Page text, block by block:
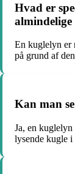
Hvad er
almindelige
En kuglelyn er
på grund af
Kan man
Ja, en kuglelyn
lysende kugle i